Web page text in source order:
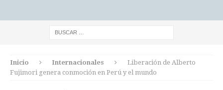
Inicio Internacionales
Liberación de Alberto
Fujimori genera conmoción en Perú y el mundo